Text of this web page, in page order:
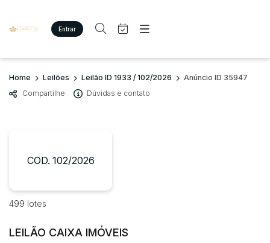
Entrar
Criar conta Entrar
Site
Agenda
Quem Somos
Imóveis
Veículos
Carros
Busca por palavra-chave
Bairro
Judiciais Extrajudiciais
Quem Somos
Home Leilões Leilão ID 1933 / 102/2026
Anúncio ID 35947
Compartilhe
Dúvidas e contato
COD. 102/2026
499 lotes
LEILÃO CAIXA IMÓVEIS